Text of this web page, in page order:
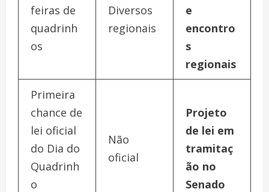
feiras de
quadrinh
os
Diversos
regionais
e
encontro
s
regionais
Primeira
chance de
lei oficial
do Dia do
Quadrinh
o
Não
oficial
Projeto
de lei em
tramitaç
ão no
Senado